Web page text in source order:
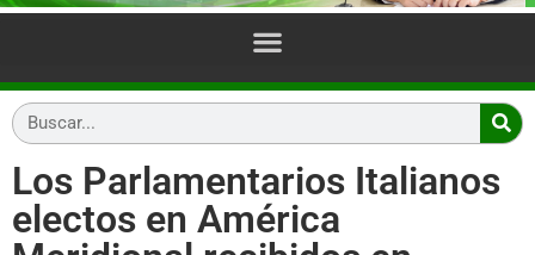
Los Parlamentarios Italianos
electos en América